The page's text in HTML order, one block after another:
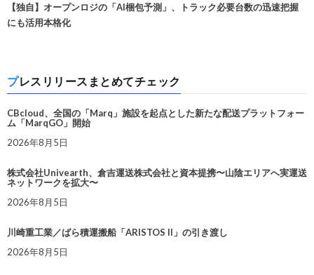
【独自】オープンロジの「AI梱包予測」、トラック必要台数の迅速把握
にも活用本格化
プレスリリースまとめてチェック
CBcloud、全国の「Marq」施設を起点とした新たな配送プラットフォー
ム「MarqGO」開始
2026年8月5日
株式会社Univearth、倉吉運送株式会社と資本提携〜山陰エリアへ実運送
ネットワークを拡大〜
2026年8月5日
川崎重工業／ばら積運搬船「ARISTOS II」の引き渡し
2026年8月5日